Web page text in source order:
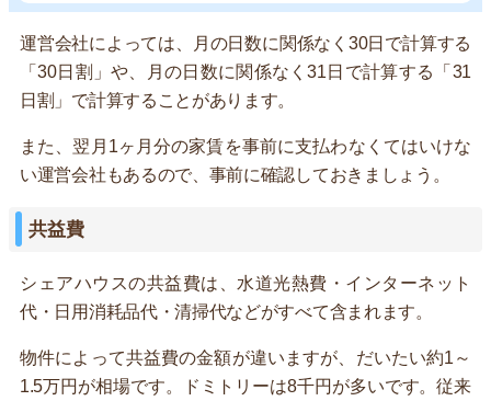
運営会社によっては、月の日数に関係なく30日で計算する
「30日割」や、月の日数に関係なく31日で計算する「31
日割」で計算することがあります。
また、翌月1ヶ月分の家賃を事前に支払わなくてはいけな
い運営会社もあるので、事前に確認しておきましょう。
共益費
シェアハウスの共益費は、水道光熱費・インターネット
代・日用消耗品代・清掃代などがすべて含まれます。
物件によって共益費の金額が違いますが、だいたい約1～
1.5万円が相場です。ドミトリーは8千円が多いです。従来